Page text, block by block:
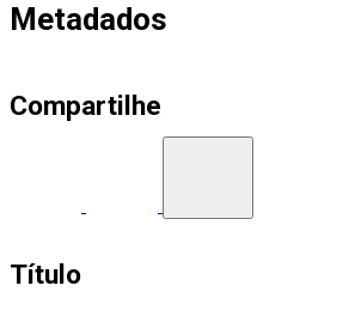
Metadados
Compartilhe
Título